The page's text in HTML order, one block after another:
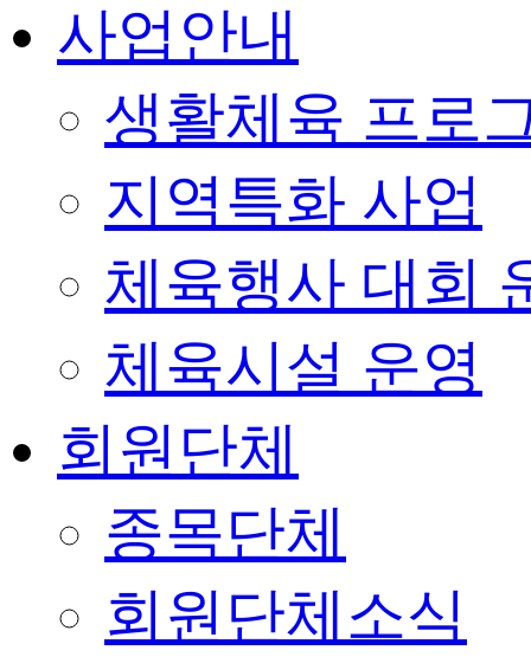
사업안내
생활체육 프로
지역특화 사업
체육행사 대회
체육시설 운영
회원단체
종목단체
회원단체소식